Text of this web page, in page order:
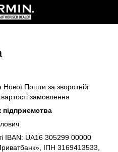
Нової Пошти за зворотній
замовлення
IBAN: UA16 305299 00000
ІПН 3169413533,